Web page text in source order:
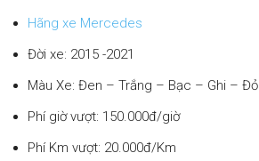
Hãng xe Mercedes
Đời xe: 2015 -2021
Màu Xe: Đen – Trắng – Bạc – Ghi – Đỏ
Phí giờ vượt: 150.000đ/giờ
Phí Km vượt: 20.000đ/Km